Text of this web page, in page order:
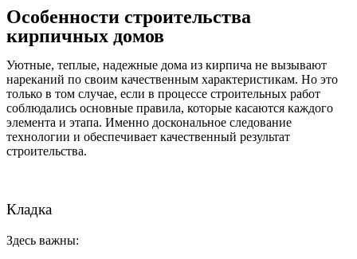
Особенности строительства
кирпичных домов
Уютные, теплые, надежные дома из кирпича не вызывают
нареканий по своим качественным характеристикам. Но это
только в том случае, если в процессе строительных работ
соблюдались основные правила, которые касаются каждого
элемента и этапа. Именно доскональное следование
технологии и обеспечивает качественный результат
строительства.
Кладка
Здесь важны: